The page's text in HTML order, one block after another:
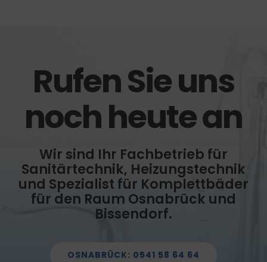
Rufen Sie uns
noch heute an
Wir sind Ihr Fachbetrieb für
Sanitärtechnik, Heizungstechnik
und Spezialist für Komplettbäder
für den Raum Osnabrück und
Bissendorf.
OSNABRÜCK: 0541 58 64 64